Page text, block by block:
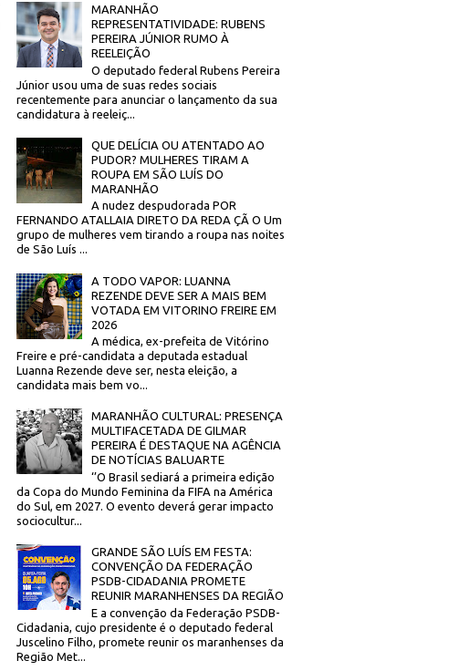
MARANHÃO
REPRESENTATIVIDADE: RUBENS
PEREIRA JÚNIOR RUMO À
REELEIÇÃO
O deputado federal Rubens Pereira
Júnior usou uma de suas redes sociais
recentemente para anunciar o lançamento da sua
candidatura à reeleiç...
QUE DELÍCIA OU ATENTADO AO
PUDOR? MULHERES TIRAM A
ROUPA EM SÃO LUÍS DO
MARANHÃO
A nudez despudorada POR
FERNANDO ATALLAIA DIRETO DA REDA ÇÃ O Um
grupo de mulheres vem tirando a roupa nas noites
de São Luís ...
A TODO VAPOR: LUANNA
REZENDE DEVE SER A MAIS BEM
VOTADA EM VITORINO FREIRE EM
2026
A médica, ex-prefeita de Vitórino
Freire e pré-candidata a deputada estadual
Luanna Rezende deve ser, nesta eleição, a
candidata mais bem vo...
MARANHÃO CULTURAL: PRESENÇA
MULTIFACETADA DE GILMAR
PEREIRA É DESTAQUE NA AGÊNCIA
DE NOTÍCIAS BALUARTE
‘’O Brasil sediará a primeira edição
da Copa do Mundo Feminina da FIFA na América
do Sul, em 2027. O evento deverá gerar impacto
sociocultur...
GRANDE SÃO LUÍS EM FESTA:
CONVENÇÃO DA FEDERAÇÃO
PSDB-CIDADANIA PROMETE
REUNIR MARANHENSES DA REGIÃO
E a convenção da Federação PSDB-
Cidadania, cujo presidente é o deputado federal
Juscelino Filho, promete reunir os maranhenses da
Região Met...